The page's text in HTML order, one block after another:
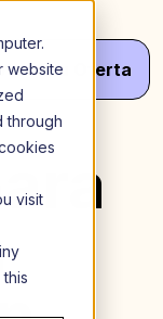
website
through
visit
Seu Oferta